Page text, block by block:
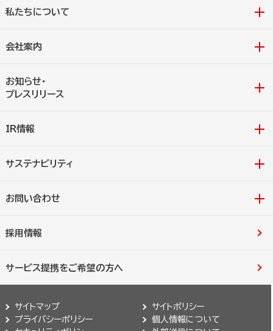
私たちについて
会社案内
お知らせ・
プレスリリース
IR情報
サステナビリティ
お問い合わせ
採用情報
サービス提携をご希望の方へ
サイトマップ
サイトポリシー
プライバシーポリシー
個人情報について